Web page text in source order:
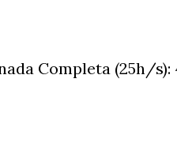
Completa (25h/s):